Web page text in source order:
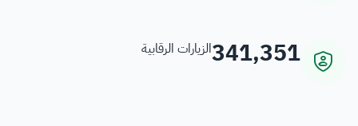
341,351الزيارات الرقابية